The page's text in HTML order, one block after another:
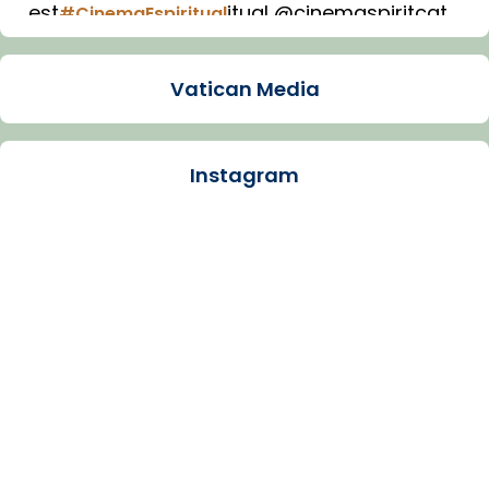
est#CinemaEspiritualitual @cinemaspiritcat
Imatge: Generada amb IA (OpenAI)
Arquebisbat de Barcelona
Vatican Media
Instagram